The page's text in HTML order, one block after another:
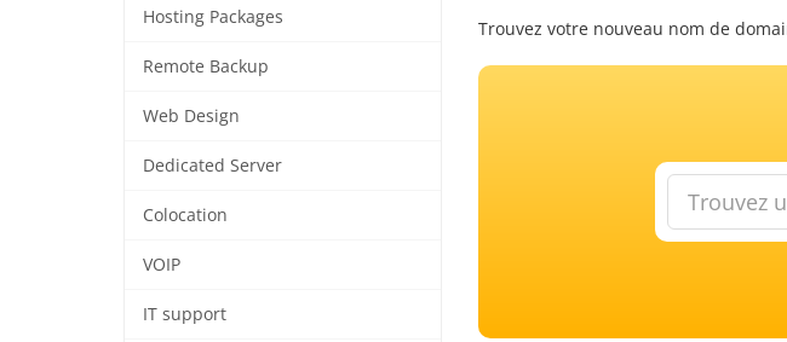
Hosting Packages
Remote Backup
Web Design
Dedicated Server
Colocation
VOIP
IT support
Trouvez votre nouveau nom de